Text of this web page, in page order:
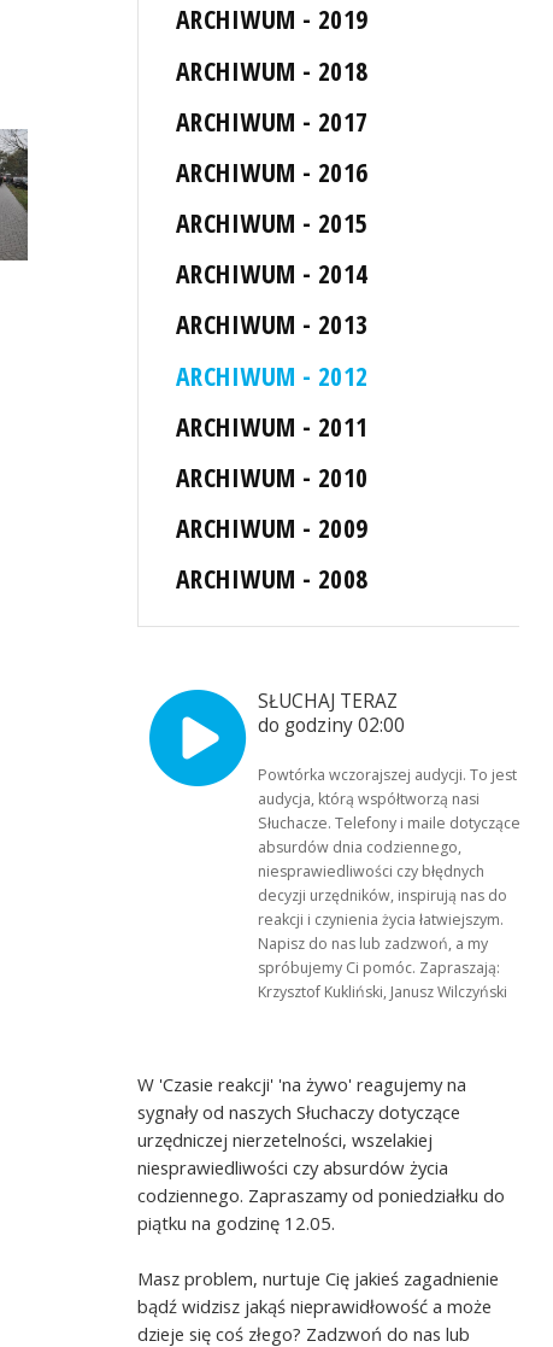
ARCHIWUM - 2019
ARCHIWUM - 2018
ARCHIWUM - 2017
ARCHIWUM - 2016
ARCHIWUM - 2015
ARCHIWUM - 2014
ARCHIWUM - 2013
ARCHIWUM - 2012
ARCHIWUM - 2011
ARCHIWUM - 2010
ARCHIWUM - 2009
ARCHIWUM - 2008
SŁUCHAJ TERAZ
do godziny 02:00
Powtórka wczorajszej audycji. To jest
audycja, którą współtworzą nasi
Słuchacze. Telefony i maile dotyczące
absurdów dnia codziennego,
niesprawiedliwości czy błędnych
decyzji urzędników, inspirują nas do
reakcji i czynienia życia łatwiejszym.
Napisz do nas lub zadzwoń, a my
spróbujemy Ci pomóc. Zapraszają:
Krzysztof Kukliński, Janusz Wilczyński
W 'Czasie reakcji' 'na żywo' reagujemy na
sygnały od naszych Słuchaczy dotyczące
urzędniczej nierzetelności, wszelakiej
niesprawiedliwości czy absurdów życia
codziennego. Zapraszamy od poniedziałku do
piątku na godzinę 12.05.
Masz problem, nurtuje Cię jakieś zagadnienie
bądź widzisz jakąś nieprawidłowość a może
dzieje się coś złego? Zadzwoń do nas lub